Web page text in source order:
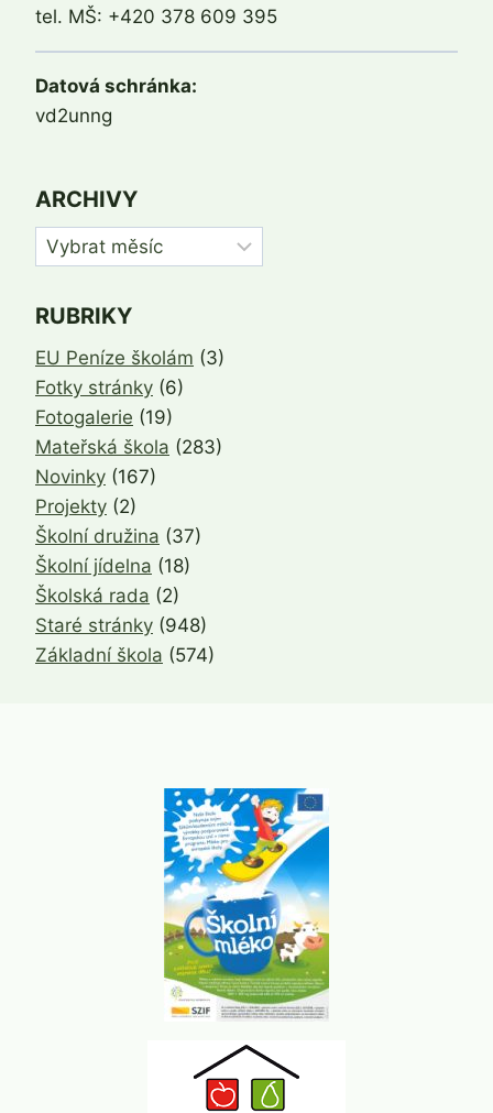
tel. MŠ: +420 378 609 395
Datová schránka:
vd2unng
ARCHIVY
Archivy
RUBRIKY
EU Peníze školám (3)
Fotky stránky (6)
Fotogalerie (19)
Mateřská škola (283)
Novinky (167)
Projekty (2)
Školní družina (37)
Školní jídelna (18)
Školská rada (2)
Staré stránky (948)
Základní škola (574)